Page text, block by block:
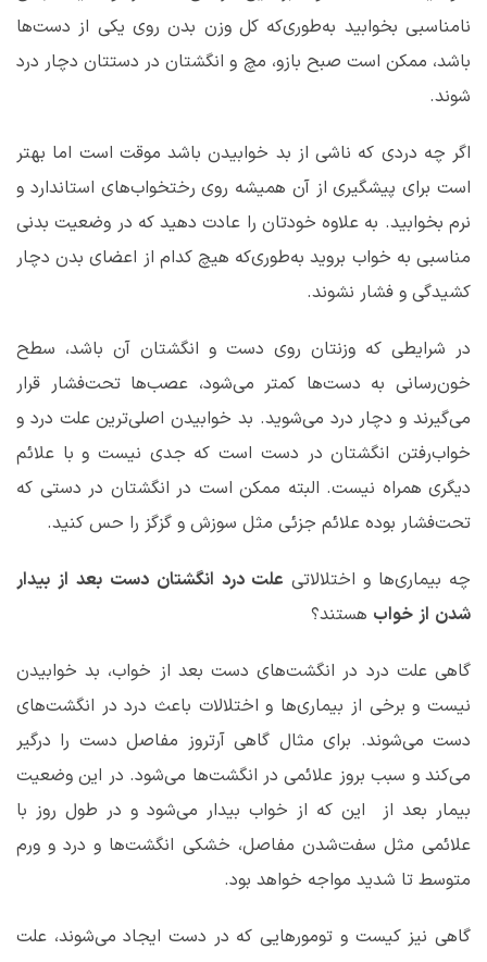
نامناسبی بخوابید به‌طوری‌که کل وزن بدن روی یکی از دست‌ها
باشد، ممکن است صبح بازو، مچ و انگشتان در دستتان دچار درد
شوند.
اگر چه دردی که ناشی از بد خوابیدن باشد موقت است اما بهتر
است برای پیشگیری از آن همیشه روی رختخواب‌های استاندارد و
نرم بخوابید. به علاوه خودتان را عادت دهید که در وضعیت بدنی
مناسبی به خواب بروید به‌طوری‌که هیچ کدام از اعضای بدن دچار
کشیدگی و فشار نشوند.
در شرایطی که وزنتان روی دست و انگشتان آن باشد، سطح
خون‌رسانی به دست‌ها کمتر می‌شود، عصب‌ها تحت‌فشار قرار
می‌گیرند و دچار درد می‌شوید. بد خوابیدن اصلی‌ترین علت درد و
خواب‌رفتن انگشتان در دست است که جدی نیست و با علائم
دیگری همراه نیست. البته ممکن است در انگشتان در دستی که
تحت‌فشار بوده علائم جزئی مثل سوزش و گزگز را حس کنید.
چه بیماری‌ها و اختلالاتی علت درد انگشتان دست بعد از بیدار
شدن از خواب هستند؟
گاهی علت درد در انگشت‌های دست بعد از خواب، بد خوابیدن
نیست و برخی از بیماری‌ها و اختلالات باعث درد در انگشت‌های
دست می‌شوند. برای مثال گاهی آرتروز مفاصل دست را درگیر
می‌کند و سبب بروز علائمی در انگشت‌ها می‌شود. در این وضعیت
بیمار بعد از این که از خواب بیدار می‌شود و در طول روز با
علائمی مثل سفت‌شدن مفاصل، خشکی انگشت‌ها و درد و ورم
متوسط تا شدید مواجه خواهد بود.
گاهی نیز کیست و تومورهایی که در دست ایجاد می‌شوند، علت